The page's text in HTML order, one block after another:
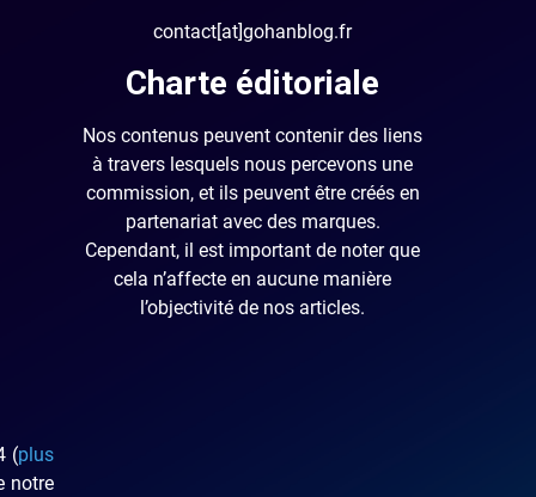
(plus
notre
contact[at]gohanblog.fr
Charte éditoriale
Nos contenus peuvent contenir des liens
à travers lesquels nous percevons une
commission, et ils peuvent être créés en
partenariat avec des marques.
Cependant, il est important de noter que
cela n’affecte en aucune manière
l’objectivité de nos articles.